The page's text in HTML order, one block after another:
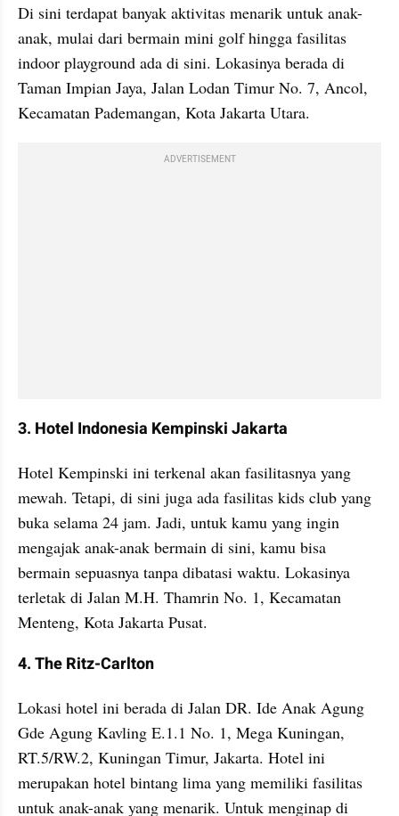
Di sini terdapat banyak aktivitas menarik untuk anak-
anak, mulai dari bermain mini golf hingga fasilitas
indoor playground ada di sini. Lokasinya berada di
Taman Impian Jaya, Jalan Lodan Timur No. 7, Ancol,
Kecamatan Pademangan, Kota Jakarta Utara.
ADVERTISEMENT
3. Hotel Indonesia Kempinski Jakarta
Hotel Kempinski ini terkenal akan fasilitasnya yang
mewah. Tetapi, di sini juga ada fasilitas kids club yang
buka selama 24 jam. Jadi, untuk kamu yang ingin
mengajak anak-anak bermain di sini, kamu bisa
bermain sepuasnya tanpa dibatasi waktu. Lokasinya
terletak di Jalan M.H. Thamrin No. 1, Kecamatan
Menteng, Kota Jakarta Pusat.
4. The Ritz-Carlton
Lokasi hotel ini berada di Jalan DR. Ide Anak Agung
Gde Agung Kavling E.1.1 No. 1, Mega Kuningan,
RT.5/RW.2, Kuningan Timur, Jakarta. Hotel ini
merupakan hotel bintang lima yang memiliki fasilitas
untuk anak-anak yang menarik. Untuk menginap di